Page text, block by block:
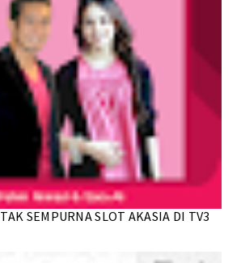
SEMPURNA SLOT AKASIA DI TV3